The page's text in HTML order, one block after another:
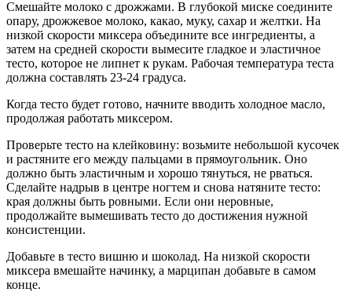
Смешайте молоко с дрожжами. В глубокой миске соедините
опару, дрожжевое молоко, какао, муку, сахар и желтки. На
низкой скорости миксера объедините все ингредиенты, а
затем на средней скорости вымесите гладкое и эластичное
тесто, которое не липнет к рукам. Рабочая температура теста
должна составлять 23-24 градуса.
Когда тесто будет готово, начните вводить холодное масло,
продолжая работать миксером.
Проверьте тесто на клейковину: возьмите небольшой кусочек
и растяните его между пальцами в прямоугольник. Оно
должно быть эластичным и хорошо тянуться, не рваться.
Сделайте надрыв в центре ногтем и снова натяните тесто:
края должны быть ровными. Если они неровные,
продолжайте вымешивать тесто до достижения нужной
консистенции.
Добавьте в тесто вишню и шоколад. На низкой скорости
миксера вмешайте начинку, а марципан добавьте в самом
конце.